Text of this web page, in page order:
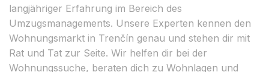
langjähriger Erfahrung im Bereich des
Umzugsmanagements. Unsere Experten kennen den
Wohnungsmarkt in Trenčín genau und stehen dir mit
Rat und Tat zur Seite. Wir helfen dir bei der
Wohnungssuche, beraten dich zu Wohnlagen und